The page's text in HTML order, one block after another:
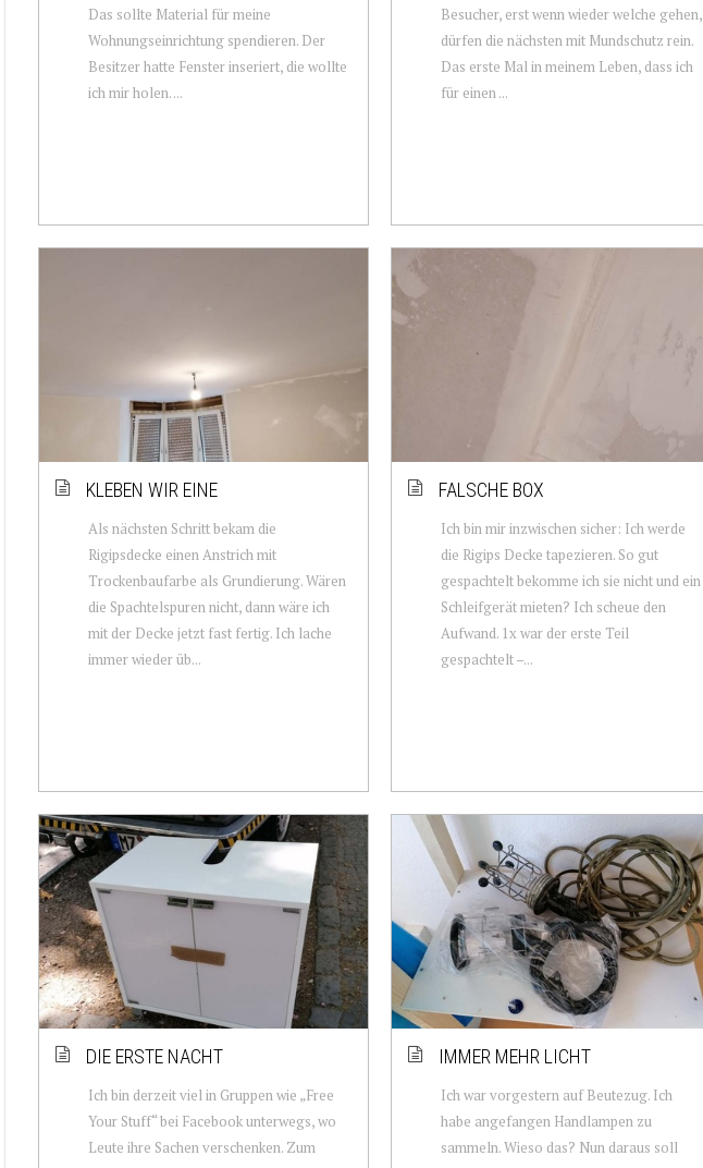
Das sollte Material für meine
Wohnungseinrichtung spendieren. Der
Besitzer hatte Fenster inseriert, die wollte
ich mir holen. ...
Besucher, erst wenn wieder welche gehen,
dürfen die nächsten mit Mundschutz rein.
Das erste Mal in meinem Leben, dass ich
für einen ...
KLEBEN WIR EINE
Als nächsten Schritt bekam die
Rigipsdecke einen Anstrich mit
Trockenbaufarbe als Grundierung. Wären
die Spachtelspuren nicht, dann wäre ich
mit der Decke jetzt fast fertig. Ich lache
immer wieder üb...
FALSCHE BOX
Ich bin mir inzwischen sicher: Ich werde
die Rigips Decke tapezieren. So gut
gespachtelt bekomme ich sie nicht und ein
Schleifgerät mieten? Ich scheue den
Aufwand. 1x war der erste Teil
gespachtelt –...
DIE ERSTE NACHT
Ich bin derzeit viel in Gruppen wie „Free
Your Stuff“ bei Facebook unterwegs, wo
Leute ihre Sachen verschenken. Zum
IMMER MEHR LICHT
Ich war vorgestern auf Beutezug. Ich
habe angefangen Handlampen zu
sammeln. Wieso das? Nun daraus soll